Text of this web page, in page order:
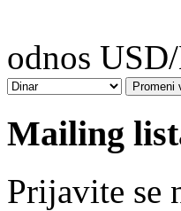
odnos
Mailing
Prijavite se